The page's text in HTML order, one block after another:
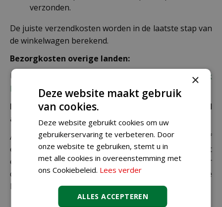
verzonden.
De juiste verzendkosten worden in de laatste stap van
de winkelwagen berekend.
Bezorgkosten overige landen:
Uiteraard verzenden wij ook buiten Nederland,
bekijk
hier de verzendkosten.
Let op: extra kosten bij niet ophalen of verkeerd
adres
Als je je pakket niet ophaalt bij een PostNL-punt of
een verkeerd afleveradres invult, zijn wij genoodzaakt
extra kosten in rekening te brengen. Controleer
daarom altijd goed je adresgegevens voordat je je
bestelling plaatst.
×
Deze website maakt gebruik
van cookies.
Deze website gebruikt cookies om uw
gebruikerservaring te verbeteren. Door
onze website te gebruiken, stemt u in
met alle cookies in overeenstemming met
ons Cookiebeleid. Lees verder
ALLES ACCEPTEREN